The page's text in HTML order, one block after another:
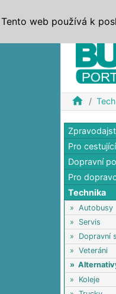
home
Pro cestující
Dopravní
Pro
Technika
» Autobusy
» Servis
» Dopravní
» Veteráni
»
» Koleje
Tento web používá k